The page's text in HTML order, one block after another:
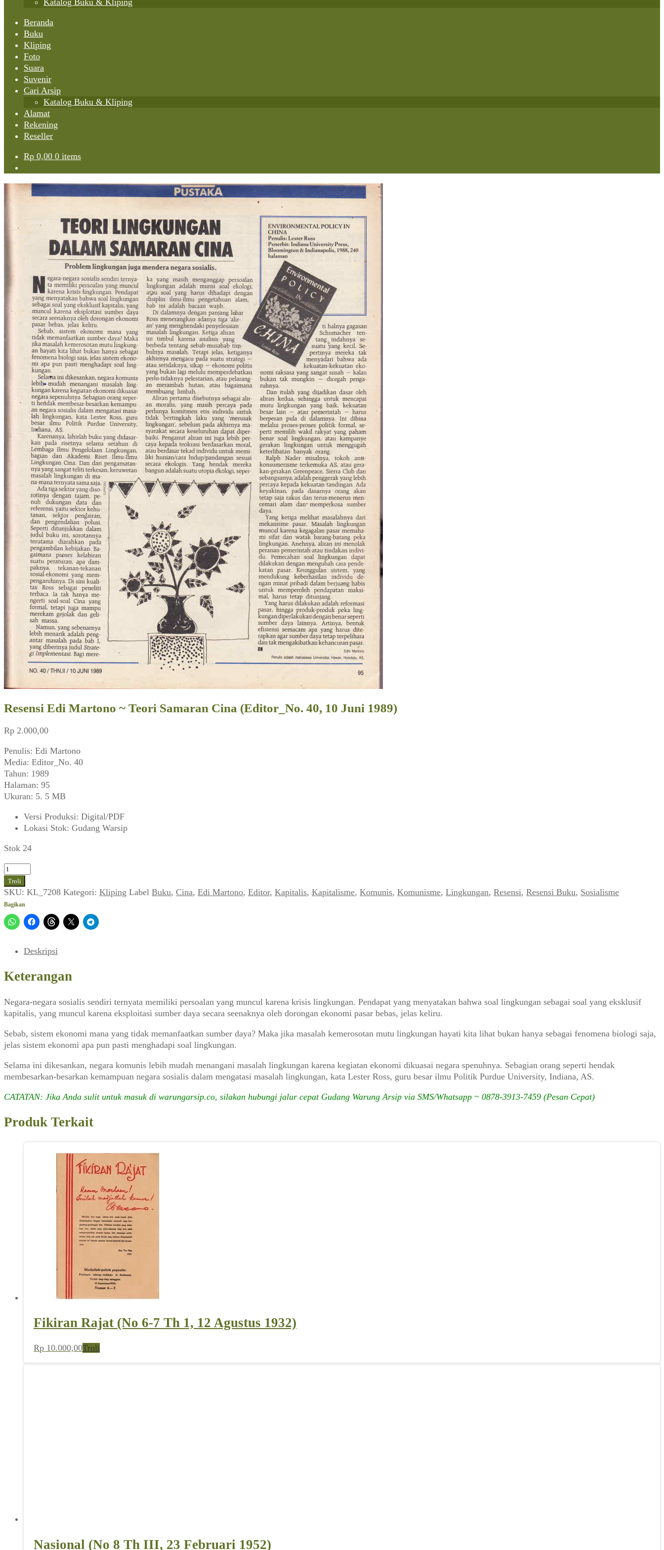
Katalog Buku & Kliping
Beranda
Buku
Kliping
Foto
Suara
Suvenir
Cari Arsip
Katalog Buku & Kliping
Alamat
Rekening
Reseller
Rp 0,00 0 items
Resensi Edi Martono ~ Teori Samaran Cina (Editor_No. 40, 10 Juni 1989)
Rp 2.000,00
Penulis: Edi Martono
Media: Editor_No. 40
Tahun: 1989
Halaman: 95
Ukuran: 5. 5 MB
Versi Produksi: Digital/PDF
Lokasi Stok: Gudang Warsip
Stok 24
Kuantitas
Resensi
Edi
Martono
~
Teori
40,
10
1989)
Troli
SKU: KL_7208 Kategori: Kliping Label Buku, Cina, Edi Martono, Editor, Kapitalis, Kapitalisme, Komunis, Komunisme, Lingkungan, Resensi, Resensi Buku, Sosialisme
Bagikan
Deskripsi
Keterangan
Negara-negara sosialis sendiri ternyata memiliki persoalan yang muncul karena krisis lingkungan. Pendapat yang menyatakan bahwa soal lingkungan sebagai soal yang eksklusif
kapitalis, yang muncul karena eksploitasi sumber daya secara seenaknya oleh dorongan ekonomi pasar bebas, jelas keliru.
Sebab, sistem ekonomi mana yang tidak memanfaatkan sumber daya? Maka jika masalah kemerosotan mutu lingkungan hayati kita lihat bukan hanya sebagai fenomena biologi saja,
jelas sistem ekonomi apa pun pasti menghadapi soal lingkungan.
Selama ini dikesankan, negara komunis lebih mudah menangani masalah lingkungan karena kegiatan ekonomi dikuasai negara spenuhnya. Sebagian orang seperti hendak
membesarkan-besarkan kemampuan negara sosialis dalam mengatasi masalah lingkungan, kata Lester Ross, guru besar ilmu Politik Purdue University, Indiana, AS.
CATATAN: Jika Anda sulit untuk masuk di warungarsip.co, silakan hubungi jalur cepat Gudang Warung Arsip via SMS/Whatsapp ~ 0878-3913-7459 (Pesan Cepat)
Produk Terkait
Fikiran Rajat (No 6-7 Th 1, 12 Agustus 1932)
Rp 10.000,00Troli
Nasional (No 8 Th III, 23 Februari 1952)